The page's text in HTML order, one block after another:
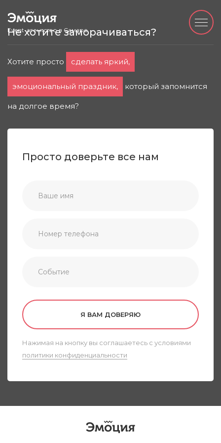
Event-агентство в Самаре
Не хотите заморачиваться?
Хотите просто сделать яркий,
эмоциональный праздник, который запомнится
на долгое время?
Просто доверьте все нам
Я ВАМ ДОВЕРЯЮ
Нажимая на кнопку вы соглашаетесь с условиями
политики конфиденциальности